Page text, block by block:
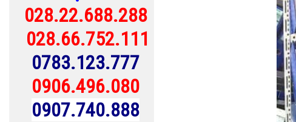
028.22.688.288
028.66.752.111
0783.123.777
0906.496.080
0907.740.888